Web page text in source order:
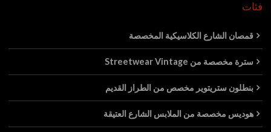
فئات
قمصان الشارع الكلاسيكية المخصصة
سترة مخصصة من Streetwear Vintage
بنطلون ستريتوير مخصص من الطراز القديم
هوديس مخصصة من الملابس الشارع العتيقة